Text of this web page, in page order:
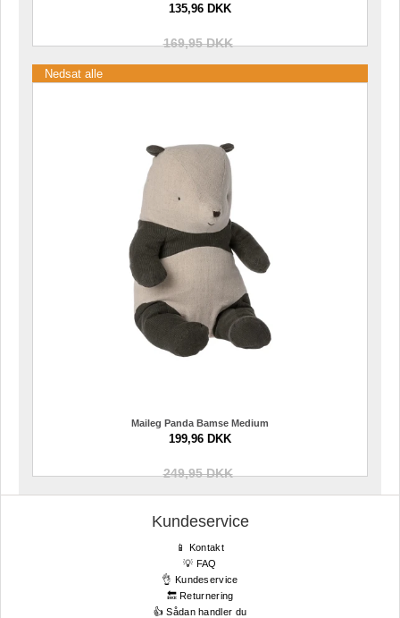
135,96 DKK
169,95 DKK
Nedsat alle
Maileg Panda Bamse Medium
199,96 DKK
249,95 DKK
Kundeservice
📱 Kontakt
💡 FAQ
👌 Kundeservice
🔙 Returnering
👍 Sådan handler du